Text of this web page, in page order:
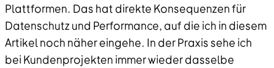
Plattformen. Das hat direkte Konsequenzen für
Datenschutz und Performance, auf die ich in diesem
Artikel noch näher eingehe. In der Praxis sehe ich
bei Kundenprojekten immer wieder dasselbe